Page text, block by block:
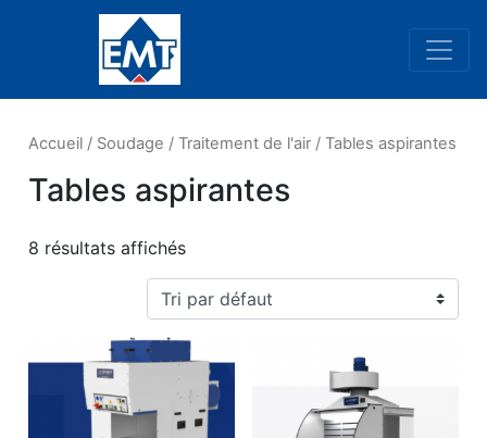
Navigation principale
Accueil / Soudage /Traitement de l'air / Tables aspirantes
Tables aspirantes
8 résultats affichés